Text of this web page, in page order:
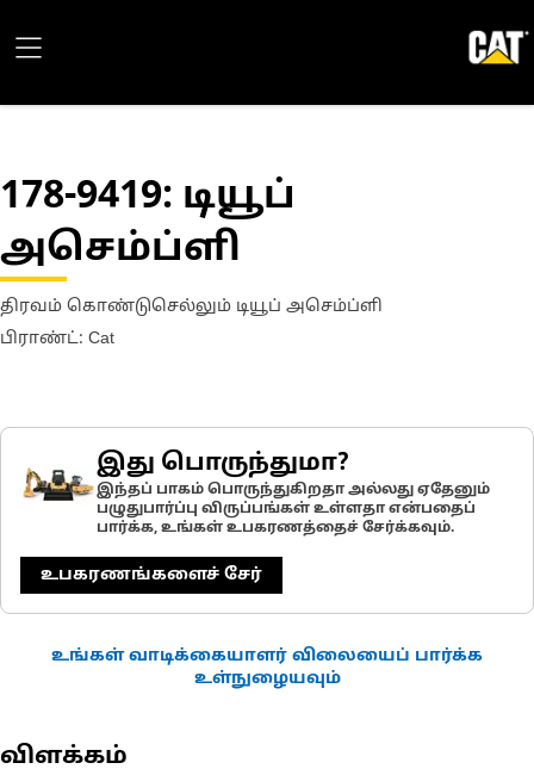
178-9419: டியூப்
அசெம்ப்ளி
திரவம் கொண்டுசெல்லும் டியூப் அசெம்ப்ளி
பிராண்ட்: Cat
இது பொருந்துமா?
இந்தப் பாகம் பொருந்துகிறதா அல்லது ஏதேனும்
பழுதுபார்ப்பு விருப்பங்கள் உள்ளதா என்பதைப்
பார்க்க, உங்கள் உபகரணத்தைச் சேர்க்கவும்.
உபகரணங்களைச் சேர்
உங்கள் வாடிக்கையாளர் விலையைப் பார்க்க
உள்நுழையவும்
விளக்கம்